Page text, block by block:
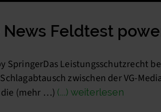
Feldtest
SpringerDas Leistungsschutzrecht
zwischen der VG-
die (mehr …) (...) weiterlesen